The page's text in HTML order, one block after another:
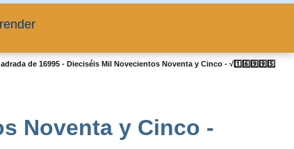
de 16995 - Dieciséis Mil Novecientos Noventa y Cinco - √1️⃣6️⃣9️⃣9️⃣5️⃣
Noventa y Cinco -